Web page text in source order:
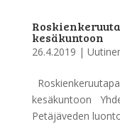
kesäkuntoon
26.4.2019 |
kesäkuntoon
Petäjäveden